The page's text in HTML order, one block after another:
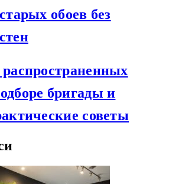
обоев без
бригады и
советы